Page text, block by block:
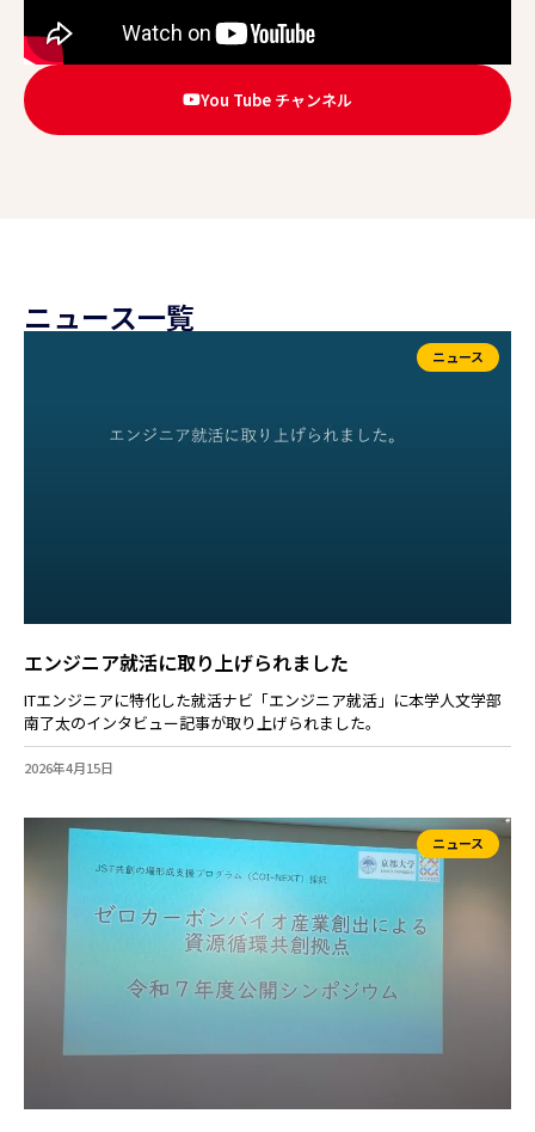
You Tube チャンネル
ニュース一覧
ニュース
エンジニア就活に取り上げられました
ITエンジニアに特化した就活ナビ「エンジニア就活」に本学人文学部
南了太のインタビュー記事が取り上げられました。
2026年4月15日
ニュース